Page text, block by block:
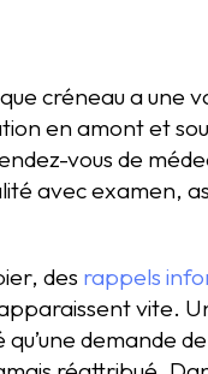
créneau a une
en amont et
vous de
avec examen,
des rappels
vite.
demande